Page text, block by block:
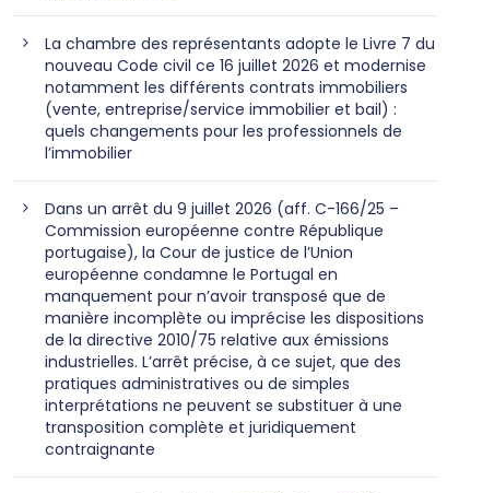
La chambre des représentants adopte le Livre 7 du
nouveau Code civil ce 16 juillet 2026 et modernise
notamment les différents contrats immobiliers
(vente, entreprise/service immobilier et bail) :
quels changements pour les professionnels de
l’immobilier
Dans un arrêt du 9 juillet 2026 (aff. C-166/25 –
Commission européenne contre République
portugaise), la Cour de justice de l’Union
européenne condamne le Portugal en
manquement pour n’avoir transposé que de
manière incomplète ou imprécise les dispositions
de la directive 2010/75 relative aux émissions
industrielles. L’arrêt précise, à ce sujet, que des
pratiques administratives ou de simples
interprétations ne peuvent se substituer à une
transposition complète et juridiquement
contraignante